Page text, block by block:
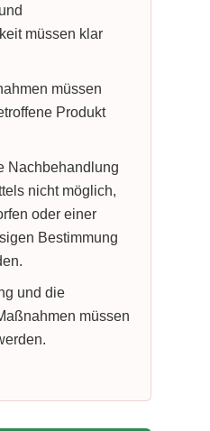
müssen klar
müssen
Produkt
Nachbehandlung
nicht möglich,
oder einer
Bestimmung
und die
müssen